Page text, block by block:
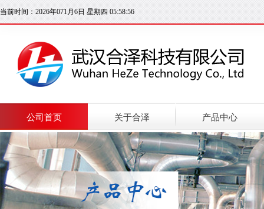
当前时间：2026年071月6日 星期四 05:58:57
公司首页 关于合泽 产品中心